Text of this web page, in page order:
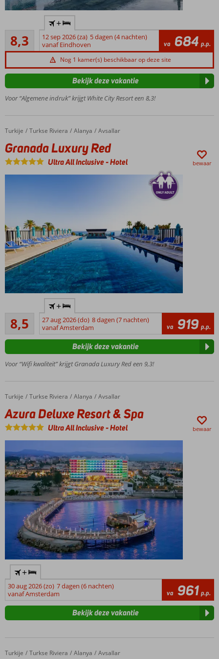
het
strand
met
glijbanen
Entertainment
voor jong en
8,3Zeer goed
50
beoordelingen
+
12 sep 2026 (za) 5 dagen (4 nachten)
vanaf Eindhoven
va 684 p.p.
Nog 1 kamer(s) beschikbaar op deze site
Voor “Algemene indruk” krijgt White City Resort een 8,3!
Bekijk deze vakantie
Home
Turkije Turkse Riviera Alanya Avsallar
Granada Luxury Red
Granada Luxury Red
Ultra All Inclusive-Hotel bewaar
hotel;
min.
leeftijd
Gloednieuw
hotel
Direct
het
privé
strand
Ontspannen
in het Spa
Center
1 buffet- en 3 à-
la-
carterestaurants
8,5
Aanrader
4
beoordelingen
+
27 aug 2026 (do) 8 dagen (7 nachten)
vanaf Amsterdam
va 919 p.p.
Voor “Wifi kwaliteit” krijgt Granada Luxury Red een 9,3!
Bekijk deze vakantie
Home
Turkije Turkse Riviera Alanya Avsallar
Azura Deluxe Resort & Spa
Azura Deluxe Resort & Spa
Ultra All Inclusive-Hotel bewaar
+
30 aug 2026 (zo) 7 dagen (6 nachten)
vanaf Amsterdam
va 961 p.p.
Bekijk deze vakantie
Home
Turkije Turkse Riviera Alanya Avsallar
Gold Island Selected